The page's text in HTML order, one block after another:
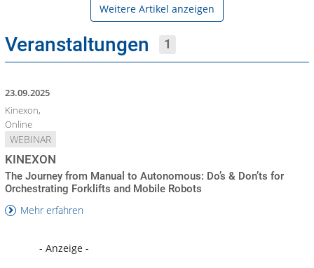
Weitere Artikel anzeigen
Veranstaltungen 1
23.09.2025
Kinexon,
Online
WEBINAR
KINEXON
The Journey from Manual to Autonomous: Do’s & Don’ts for
Orchestrating Forklifts and Mobile Robots
Mehr erfahren
- Anzeige -